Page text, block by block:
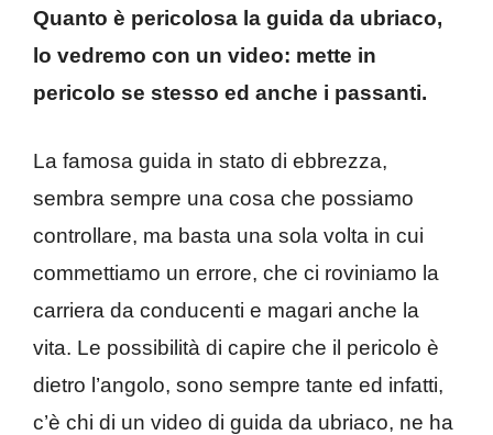
Quanto è pericolosa la guida da ubriaco,
lo vedremo con un video: mette in
pericolo se stesso ed anche i passanti.
La famosa guida in stato di ebbrezza,
sembra sempre una cosa che possiamo
controllare, ma basta una sola volta in cui
commettiamo un errore, che ci roviniamo la
carriera da conducenti e magari anche la
vita. Le possibilità di capire che il pericolo è
dietro l’angolo, sono sempre tante ed infatti,
c’è chi di un video di guida da ubriaco, ne ha